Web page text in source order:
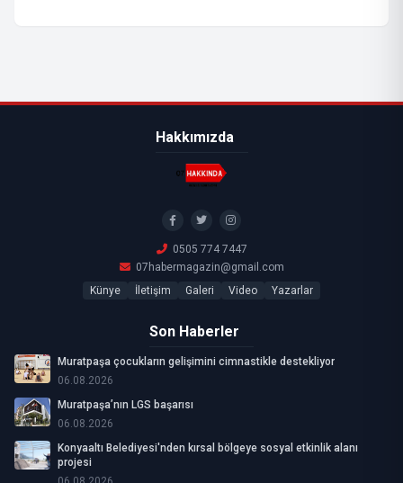
Hakkımızda
0505 774 7447
07habermagazin@gmail.com
Künye
İletişim Galeri Video Yazarlar
Son Haberler
Muratpaşa çocukların gelişimini cimnastikle destekliyor
06.08.2026
Muratpaşa’nın LGS başarısı
06.08.2026
Konyaaltı Belediyesi'nden kırsal bölgeye sosyal etkinlik alanı
projesi